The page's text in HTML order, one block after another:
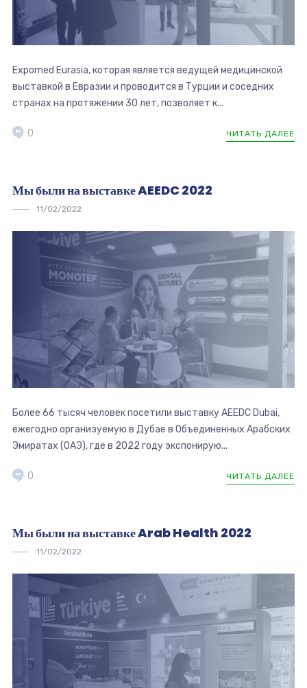
Expomed Eurasia, которая является ведущей медицинской
выставкой в ​​Евразии и проводится в Турции и соседних
странах на протяжении 30 лет, позволяет к...
ЧИТАТЬ ДАЛЕЕ
0
Мы были на выставке AEEDC 2022
11/02/2022
Более 66 тысяч человек посетили выставку AEEDC Dubai,
ежегодно организуемую в Дубае в Объединенных Арабских
Эмиратах (ОАЭ), где в 2022 году экспонирую...
ЧИТАТЬ ДАЛЕЕ
0
Мы были на выставке Arab Health 2022
11/02/2022